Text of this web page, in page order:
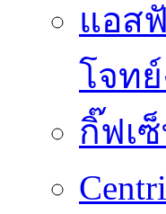
แอส
โจท
กิ๊ฟเ